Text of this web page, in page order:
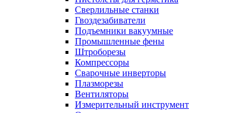
Сверлильные станки
Гвоздезабиватели
Подъемники вакуумные
Промышленные фены
Штроборезы
Компрессоры
Сварочные инверторы
Плазморезы
Вентиляторы
Измерительный инструмент